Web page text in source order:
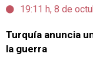
19:11 h, 8 de
Turquía anuncia
la guerra